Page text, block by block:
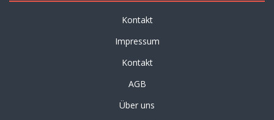
Kontakt
Impressum
Kontakt
AGB
Über uns